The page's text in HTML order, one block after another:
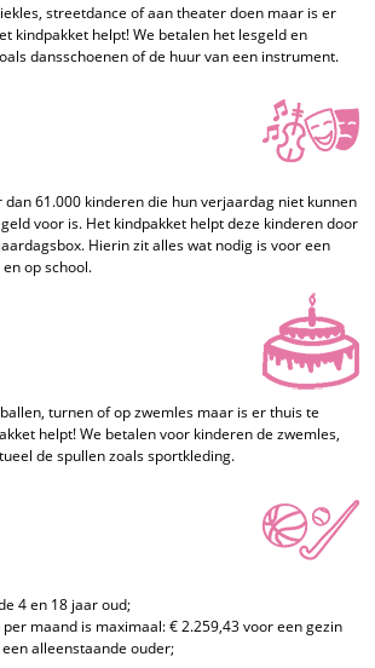
streetdance of aan theater doen maar is er
kindpakket helpt! We betalen het lesgeld en
dansschoenen of de huur van een instrument.
61.000 kinderen die hun verjaardag niet kunnen
voor is. Het kindpakket helpt deze kinderen door
Hierin zit alles wat nodig is voor een
op school.
turnen of op zwemles maar is er thuis te
helpt! We betalen voor kinderen de zwemles,
de spullen zoals sportkleding.
4 en 18 jaar oud;
maand is maximaal: € 2.259,43 voor een gezin
alleenstaande ouder;